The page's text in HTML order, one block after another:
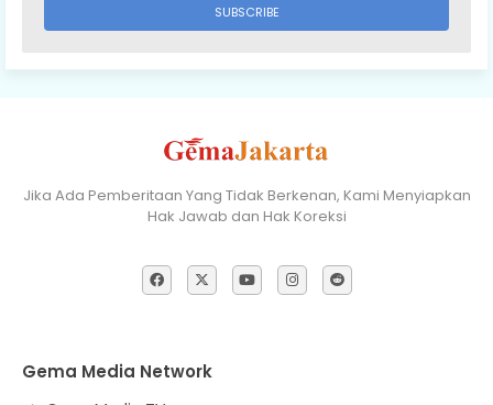
Jika Ada Pemberitaan Yang Tidak Berkenan, Kami Menyiapkan
Hak Jawab dan Hak Koreksi
Gema Media Network